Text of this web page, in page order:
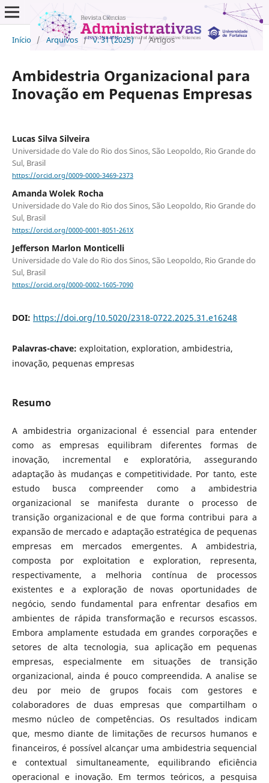
Início / Arquivos / v. 31 (2025) / Artigos
Ambidestria Organizacional para
Inovação em Pequenas Empresas
Lucas Silva Silveira
Universidade do Vale do Rio dos Sinos, São Leopoldo, Rio Grande do
Sul, Brasil
https://orcid.org/0009-0000-3469-2373
Amanda Wolek Rocha
Universidade do Vale do Rio dos Sinos, São Leopoldo, Rio Grande do
Sul, Brasil
https://orcid.org/0000-0001-8051-261X
Jefferson Marlon Monticelli
Universidade do Vale do Rio dos Sinos, São Leopoldo, Rio Grande do
Sul, Brasil
https://orcid.org/0000-0002-1605-7090
DOI: https://doi.org/10.5020/2318-0722.2025.31.e16248
Palavras-chave: exploitation, exploration, ambidestria,
inovação, pequenas empresas
Resumo
A ambidestria organizacional é essencial para entender
como as empresas equilibram diferentes formas de
inovação, incremental e exploratória, assegurando
adaptação às mudanças e competitividade. Por tanto, este
estudo busca compreender como a ambidestria
organizacional se manifesta durante o processo de
transição organizacional e de que forma contribui para a
expansão de mercado e adaptação estratégica de pequenas
empresas em mercados emergentes. A ambidestria,
composta por exploitation e exploration, representa,
respectivamente, a melhoria contínua de processos
existentes e a exploração de novas oportunidades de
negócio, sendo fundamental para enfrentar desafios em
ambientes de rápida transformação e recursos escassos.
Embora amplamente estudada em grandes corporações e
setores de alta tecnologia, sua aplicação em pequenas
empresas, especialmente em situações de transição
organizacional, ainda é pouco compreendida. A analise se
deu por meio de grupos focais com gestores e
colaboradores de duas empresas que compartilham o
mesmo núcleo de competências. Os resultados indicam
que, mesmo diante de limitações de recursos humanos e
financeiros, é possível alcançar uma ambidestria sequencial
e contextual simultaneamente, equilibrando eficiência
operacional e inovação. Em termos teóricos, a pesquisa